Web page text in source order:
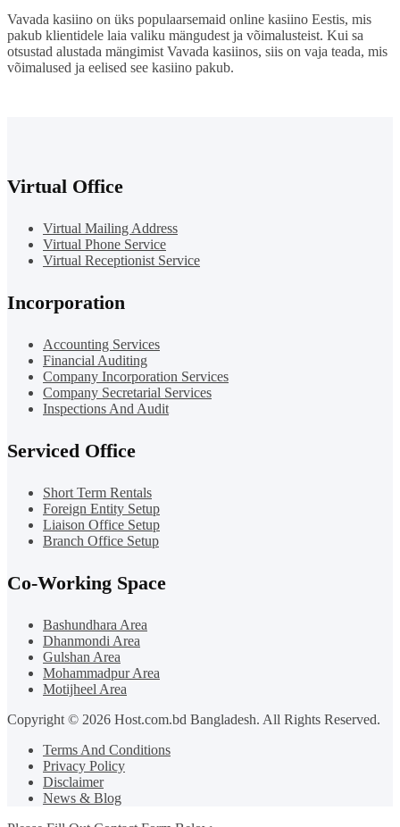
Vavada kasiino on üks populaarsemaid online kasiino Eestis, mis
pakub klientidele laia valiku mängudest ja võimalusteist. Kui sa
otsustad alustada mängimist Vavada kasiinos, siis on vaja teada, mis
võimalused ja eelised see kasiino pakub.
Virtual Office
Virtual Mailing Address
Virtual Phone Service
Virtual Receptionist Service
Incorporation
Accounting Services
Financial Auditing
Company Incorporation Services
Company Secretarial Services
Inspections And Audit
Serviced Office
Short Term Rentals
Foreign Entity Setup
Liaison Office Setup
Branch Office Setup
Co-Working Space
Bashundhara Area
Dhanmondi Area
Gulshan Area
Mohammadpur Area
Motijheel Area
Copyright © 2026 Host.com.bd Bangladesh. All Rights Reserved.
Terms And Conditions
Privacy Policy
Disclaimer
News & Blog